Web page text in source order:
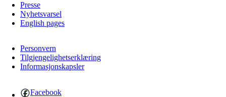
Presse
Nyhetsvarsel
English pages
Personvern
Tilgjengelighetserklæring
Informasjonskapsler
Facebook